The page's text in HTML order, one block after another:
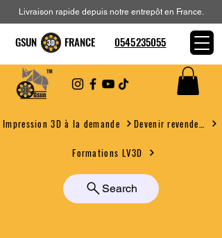
Impression 3D à la demande
Formations LV3D
Search
Livraison rapide depuis notre entrepôt en France.
GSUN FRANCE 0545235055